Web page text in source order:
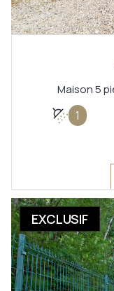
1
EXCLUSIF